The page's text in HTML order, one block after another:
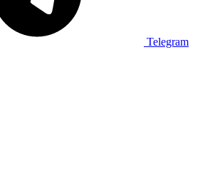
Telegram